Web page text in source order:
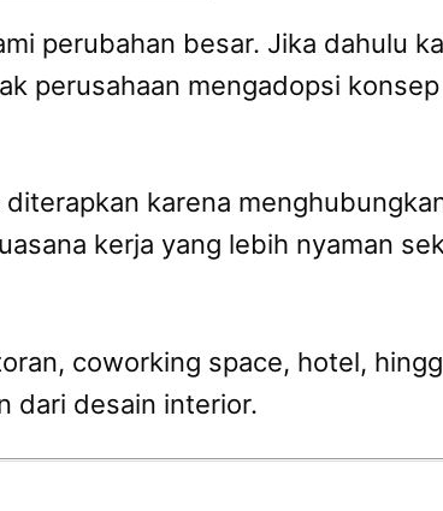
perubahan besar. Jika dahulu
perusahaan mengadopsi
karena
kerja yang lebih nyaman
coworking space, hotel,
dari desain interior.